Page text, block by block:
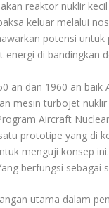
reaktor nuklir
keluar melalui
potensi
energi di bandingkan
an dan 1960 an
mesin turbojet
Aircraft
prototipe yang di
menguji konsep
berfungsi sebagai
utama dalam